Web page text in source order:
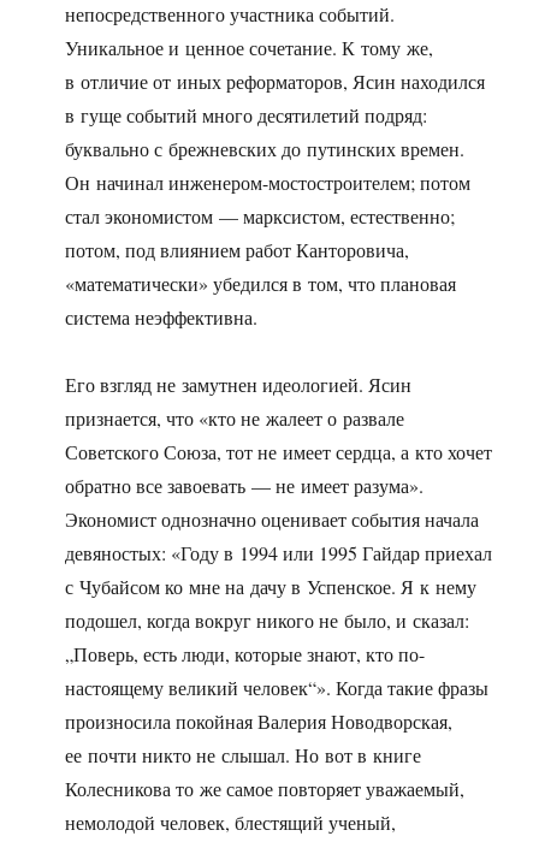
непосредственного участника событий.
Уникальное и ценное сочетание. К тому же,
в отличие от иных реформаторов, Ясин находился
в гуще событий много десятилетий подряд:
буквально с брежневских до путинских времен.
Он начинал инженером-мостостроителем; потом
стал экономистом — марксистом, естественно;
потом, под влиянием работ Канторовича,
«математически» убедился в том, что плановая
система неэффективна.
Его взгляд не замутнен идеологией. Ясин
признается, что «кто не жалеет о развале
Советского Союза, тот не имеет сердца, а кто хочет
обратно все завоевать — не имеет разума».
Экономист однозначно оценивает события начала
девяностых: «Году в 1994 или 1995 Гайдар приехал
с Чубайсом ко мне на дачу в Успенское. Я к нему
подошел, когда вокруг никого не было, и сказал:
„Поверь, есть люди, которые знают, кто по-
настоящему великий человек“». Когда такие фразы
произносила покойная Валерия Новодворская,
ее почти никто не слышал. Но вот в книге
Колесникова то же самое повторяет уважаемый,
немолодой человек, блестящий ученый,